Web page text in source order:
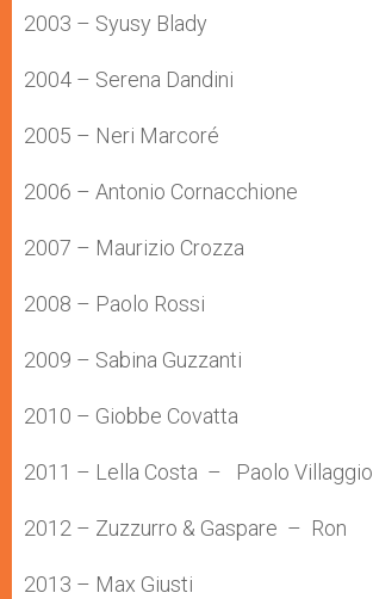
2003 – Syusy Blady
2004 – Serena Dandini
2005 – Neri Marcoré
2006 – Antonio Cornacchione
2007 – Maurizio Crozza
2008 – Paolo Rossi
2009 – Sabina Guzzanti
2010 – Giobbe Covatta
2011 – Lella Costa – Paolo Villaggio
2012 – Zuzzurro & Gaspare – Ron
2013 – Max Giusti